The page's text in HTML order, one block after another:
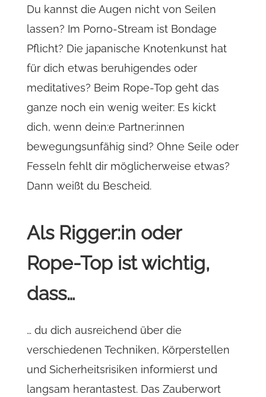
Du kannst die Augen nicht von Seilen
lassen? Im Porno-Stream ist Bondage
Pflicht? Die japanische Knotenkunst hat
für dich etwas beruhigendes oder
meditatives? Beim Rope-Top geht das
ganze noch ein wenig weiter: Es kickt
dich, wenn dein:e Partner:innen
bewegungsunfähig sind? Ohne Seile oder
Fesseln fehlt dir möglicherweise etwas?
Dann weißt du Bescheid.
Als Rigger:in oder
Rope-Top ist wichtig,
dass…
… du dich ausreichend über die
verschiedenen Techniken, Körperstellen
und Sicherheitsrisiken informierst und
langsam herantastest. Das Zauberwort